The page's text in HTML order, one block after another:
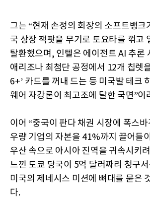
그는 “현재 손정의 회장의 소프트뱅크
국 상장 잭팟을 무기로 토요타를 꺾고
탈환했으며, 인텔은 에이전트 AI 추론
애리조나 최첨단 공정에서 12개 칩렛
6+’ 카드를 꺼내 드는 등 미국발 테크
웨어 자강론이 최고조에 달한 국면”이
이어 “중국이 판다 채권 시장에 폭스
우량 기업의 자본을 41%까지 끌어들
우산 속으로 아시아 진역을 귀속시키
느낀 도쿄 당국이 5억 달러짜리 청구
미국의 제네시스 미션에 뼈대를 묻은
다.